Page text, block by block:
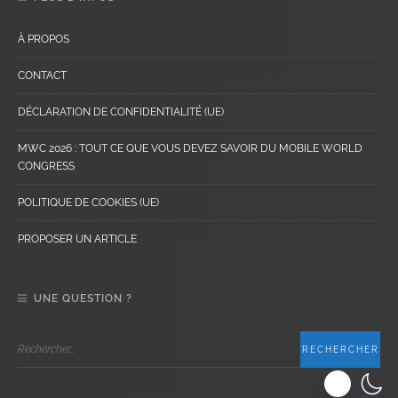
À PROPOS
CONTACT
DÉCLARATION DE CONFIDENTIALITÉ (UE)
MWC 2026 : TOUT CE QUE VOUS DEVEZ SAVOIR DU MOBILE WORLD
CONGRESS
POLITIQUE DE COOKIES (UE)
PROPOSER UN ARTICLE
UNE QUESTION ?